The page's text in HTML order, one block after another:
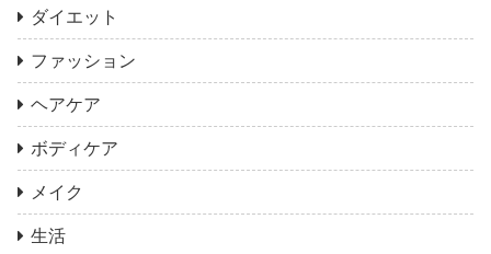
ダイエット
ファッション
ヘアケア
ボディケア
メイク
生活